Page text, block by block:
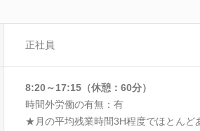
正社員
8:20～17:15（休憩：60分）
時間外労働の有無：有
★月の平均残業時間3H程度でほとんど